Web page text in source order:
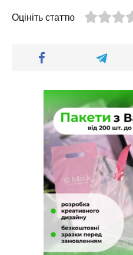
Оцініть статтю